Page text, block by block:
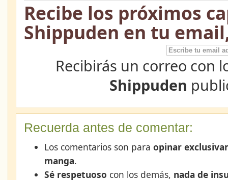
Recibe los próximos
Shippuden en tu
Recibirás un correo con
Shippuden
Recuerda antes de comentar:
Los comentarios son para opinar
manga.
Sé respetuoso con los demás, nada de